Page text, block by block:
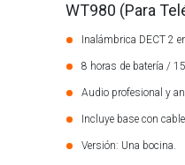
WT980 (Para
Inalámbrica DECT 2
8 horas de batería /
Audio profesional y
Incluye base con
Versión: Una bocina.